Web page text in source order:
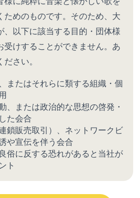
ためのものです。そのため、大
、以下に該当する目的・団体様
受けすることができません。あ
さい。
またはそれらに類する組織・個
、または政治的な思想の啓発・
た会合
鎖販売取引）、ネットワークビ
や宣伝を伴う会合
俗に反する恐れがあると当社が
ト